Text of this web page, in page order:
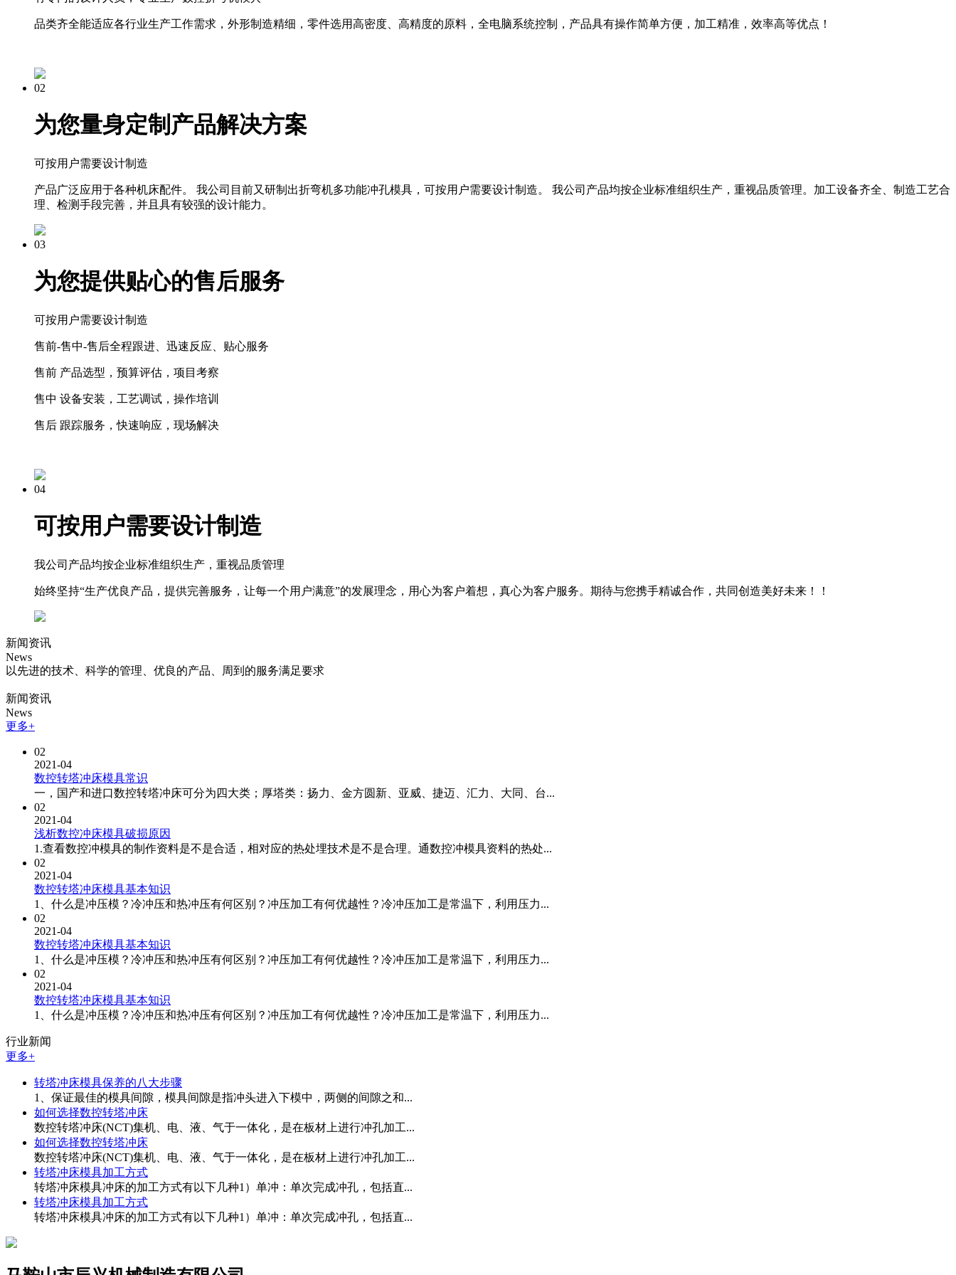
品类齐全能适应各行业生产工作需求，外形制造精细，零件选用高密度、高精度的原料，全电脑系统控制，产品具有操作简单方便，加工精准，效率高等优点！
02
为您量身定制产品解决方案
可按用户需要设计制造
产品广泛应用于各种机床配件。 我公司目前又研制出折弯机多功能冲孔模具，可按用户需要设计制造。 我公司产品均按企业标准组织生产，重视品质管理。加工设备齐全、制造工艺合
理、检测手段完善，并且具有较强的设计能力。
03
为您提供贴心的售后服务
可按用户需要设计制造
售前-售中-售后全程跟进、迅速反应、贴心服务
售前 产品选型，预算评估，项目考察
售中 设备安装，工艺调试，操作培训
售后 跟踪服务，快速响应，现场解决
04
可按用户需要设计制造
我公司产品均按企业标准组织生产，重视品质管理
始终坚持“生产优良产品，提供完善服务，让每一个用户满意”的发展理念，用心为客户着想，真心为客户服务。期待与您携手精诚合作，共同创造美好未来！！
新闻资讯
News
以先进的技术、科学的管理、优良的产品、周到的服务满足要求
新闻资讯
News
更多+
02
2021-04
数控转塔冲床模具常识
一，国产和进口数控转塔冲床可分为四大类；厚塔类：扬力、金方圆新、亚威、捷迈、汇力、大同、台...
02
2021-04
浅析数控冲床模具破损原因
1.查看数控冲模具的制作资料是不是合适，相对应的热处埋技术是不是合理。通数控冲模具资料的热处...
02
2021-04
数控转塔冲床模具基本知识
1、什么是冲压模？冷冲压和热冲压有何区别？冲压加工有何优越性？冷冲压加工是常温下，利用压力...
02
2021-04
数控转塔冲床模具基本知识
1、什么是冲压模？冷冲压和热冲压有何区别？冲压加工有何优越性？冷冲压加工是常温下，利用压力...
02
2021-04
数控转塔冲床模具基本知识
1、什么是冲压模？冷冲压和热冲压有何区别？冲压加工有何优越性？冷冲压加工是常温下，利用压力...
行业新闻
更多+
转塔冲床模具保养的八大步骤
1、保证最佳的模具间隙，模具间隙是指冲头进入下模中，两侧的间隙之和...
如何选择数控转塔冲床
数控转塔冲床(NCT)集机、电、液、气于一体化，是在板材上进行冲孔加工...
如何选择数控转塔冲床
数控转塔冲床(NCT)集机、电、液、气于一体化，是在板材上进行冲孔加工...
转塔冲床模具加工方式
转塔冲床模具冲床的加工方式有以下几种1）单冲：单次完成冲孔，包括直...
转塔冲床模具加工方式
转塔冲床模具冲床的加工方式有以下几种1）单冲：单次完成冲孔，包括直...